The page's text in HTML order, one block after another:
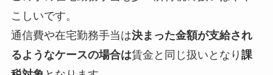
こしいです。
通信費や在宅勤務手当は決まった金額が支給され
るようなケースの場合は賃金と同じ扱いとなり 課